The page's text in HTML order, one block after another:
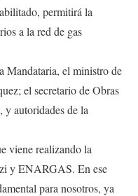
permitirá la
a la red de gas
Mandataria, el ministro de
el secretario de Obras
autoridades de la
viene realizando la
y ENARGAS. En ese
para nosotros, ya